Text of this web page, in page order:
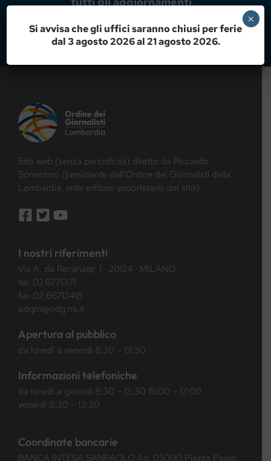
ISCRIVITI ORA!
Sito web (senza periodicità) diretto da Riccardo
Sorrentino (presidente dell’Ordine dei Giornalisti della
Lombardia, ente editore-proprietario del sito)
I nostri riferimenti
Via A. da Recanate, 1 · 20124 · MILANO
tel. 02.6771371
fax 02 66712418
odgmi@odg.mi.it
Apertura al pubblico
da lunedì a venerdì 8:30 – 13:30
Informazioni telefoniche
da lunedì a giovedì 8:30 – 13:30 15:00 – 17:00
venerdì 8:30 – 13:30
Coordinate bancarie
BANCA INTESA SANPAOLO Ag. 05000 Piazza Paolo
Si avvisa che gli uffici saranno chiusi per ferie
dal 3 agosto 2026 al 21 agosto 2026.
×